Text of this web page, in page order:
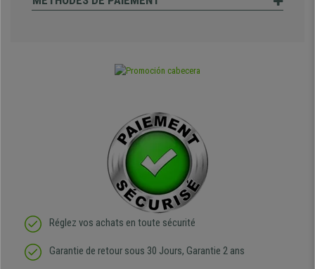
Réglez vos achats en toute sécurité
Garantie de retour sous 30 Jours, Garantie 2 ans